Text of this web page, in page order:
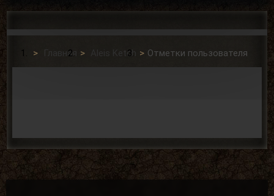
Главная Aleis Ketch Отметки пользователя